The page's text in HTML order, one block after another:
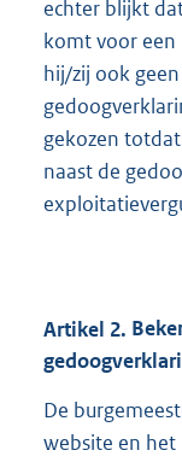
echter blijkt
komt voor
hij/zij ook
gekozen
naast de
Artikel 2.
De
website en